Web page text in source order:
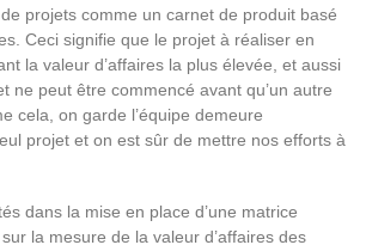
projets comme un carnet de produit basé
Ceci signifie que le projet à réaliser en
la valeur d’affaires la plus élevée, et aussi
ne peut être commencé avant qu’un autre
cela, on garde l’équipe demeure
projet et on est sûr de mettre nos efforts à
dans la mise en place d’une matrice
la mesure de la valeur d’affaires des